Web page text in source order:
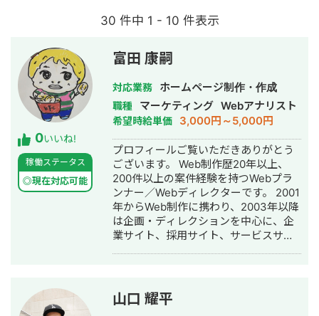
30 件中 1 - 10 件表示
0いいね!
稼働ステータス
◎現在対応可能
富田 康嗣
対応業務 ホームページ制作・作成
職種 マーケティング Webアナリスト
希望時給単価 3,000円～5,000円
プロフィールご覧いただきありがとう
ございます。 Web制作歴20年以上、
200件以上の案件経験を持つWebプラ
ンナー／Webディレクターです。 2001
年からWeb制作に携わり、2003年以降
は企画・ディレクションを中心に、企
業サイト、採用サイト、サービスサイ
定、コンテンツ企画、情報設計、サイ
トマップ・ワイヤーフレーム作成、制
山口 耀平